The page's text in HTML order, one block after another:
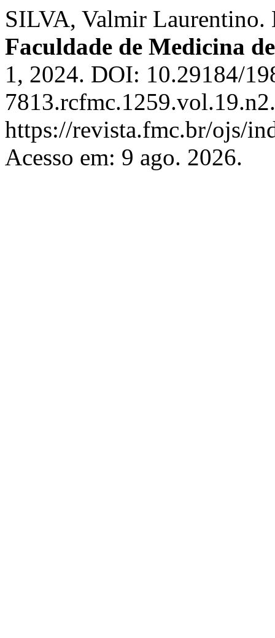
SILVA, Valmir
Faculdade de Medicina
1, 2024. DOI: 10.29184/
https://revista.fmc.br/ojs/
Acesso em: 9 ago. 2026.